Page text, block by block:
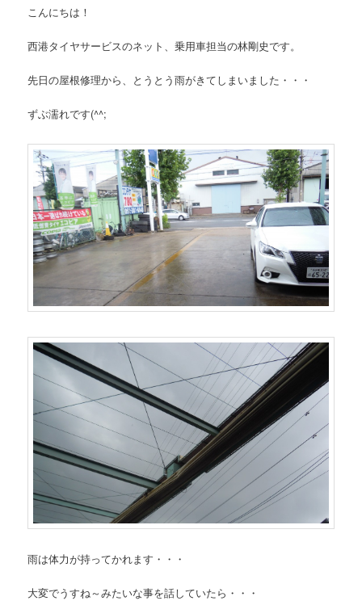
こんにちは！
西港タイヤサービスのネット、乗用車担当の林剛史です。
先日の屋根修理から、とうとう雨がきてしまいました・・・
ずぶ濡れです(^^;
雨は体力が持ってかれます・・・
大変でうすね～みたいな事を話していたら・・・